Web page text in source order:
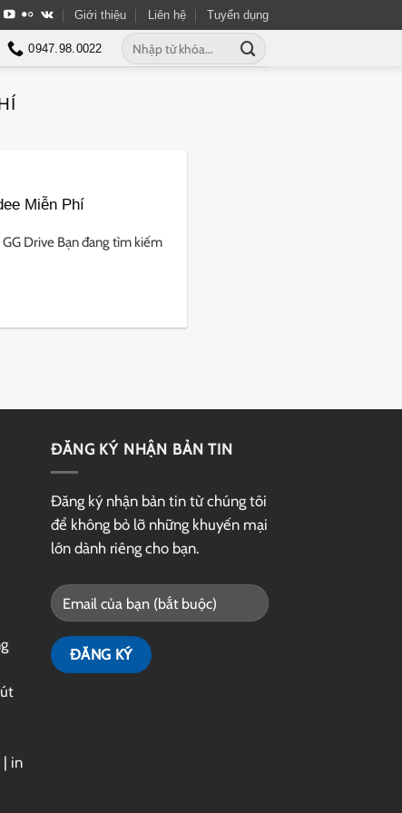
Giới thiệu Liên hệ Tuyển dụng
0947.98.0022
Tìm
kiếm:
Miễn Phí
Drive Bạn đang tìm kiếm
| in
ĐĂNG KÝ NHẬN BẢN TIN
Đăng ký nhận bản tin từ chúng tôi
để không bỏ lỡ những khuyến mại
lớn dành riêng cho bạn.